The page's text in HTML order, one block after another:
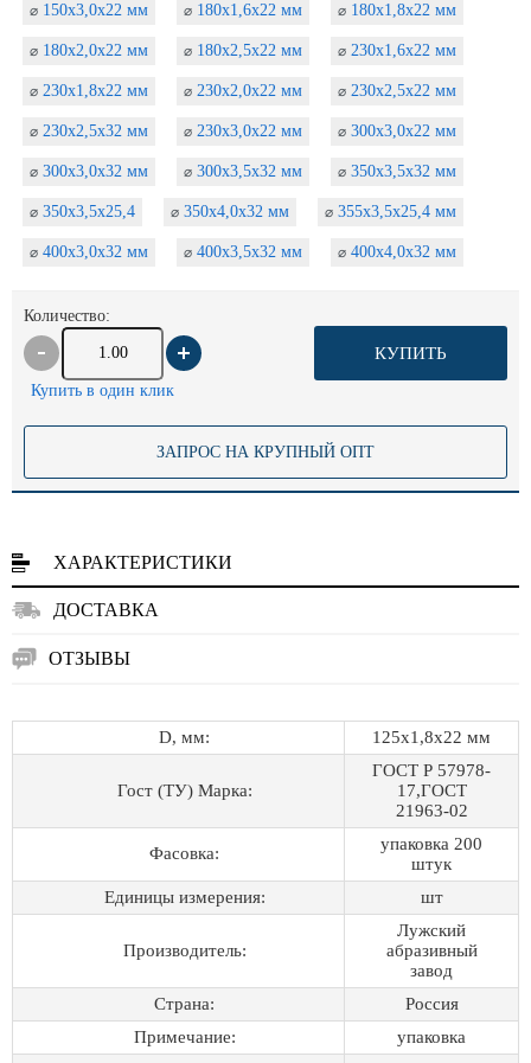
⌀ 150х3,0х22 мм ⌀ 180х1,6х22 мм ⌀ 180х1,8х22 мм
⌀ 180х2,0х22 мм ⌀ 180х2,5х22 мм ⌀ 230х1,6х22 мм
⌀ 230х1,8х22 мм ⌀ 230х2,0х22 мм ⌀ 230х2,5х22 мм
⌀ 230х2,5х32 мм ⌀ 230х3,0х22 мм ⌀ 300х3,0х22 мм
⌀ 300х3,0х32 мм ⌀ 300х3,5х32 мм ⌀ 350х3,5х32 мм
⌀ 350х3,5х25,4 ⌀ 350х4,0х32 мм ⌀ 355х3,5х25,4 мм
⌀ 400х3,0х32 мм ⌀ 400х3,5х32 мм ⌀ 400х4,0х32 мм
Количество:
КУПИТЬ
Купить в один клик
ЗАПРОС НА КРУПНЫЙ ОПТ
ХАРАКТЕРИСТИКИ
ДОСТАВКА
ОТЗЫВЫ
D, мм: 125х1,8х22 мм
Гост (ТУ) Марка:
ГОСТ Р 57978-
17,ГОСТ
21963-02
Фасовка:
упаковка 200
штук
Единицы измерения:
шт
Производитель:
Лужский
абразивный
завод
Страна:
Россия
Примечание:
упаковка